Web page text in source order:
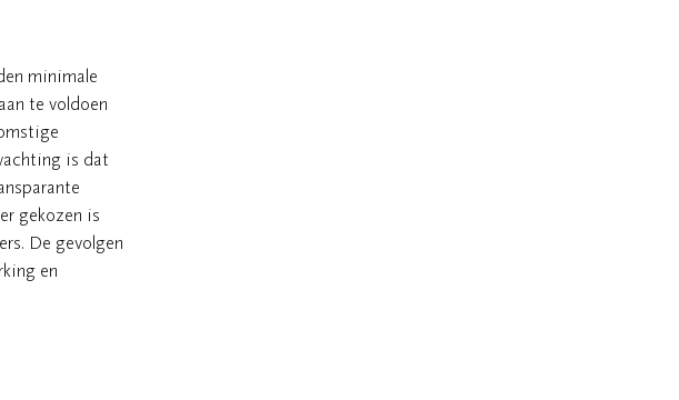
minimale
te voldoen
is dat
gekozen is
De gevolgen
en